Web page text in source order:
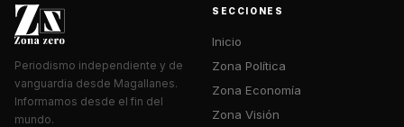
Periodismo independiente y de
vanguardia desde Magallanes.
Informamos desde el fin del
mundo.
SECCIONES
Inicio
Zona Política
Zona Economía
Zona Visión